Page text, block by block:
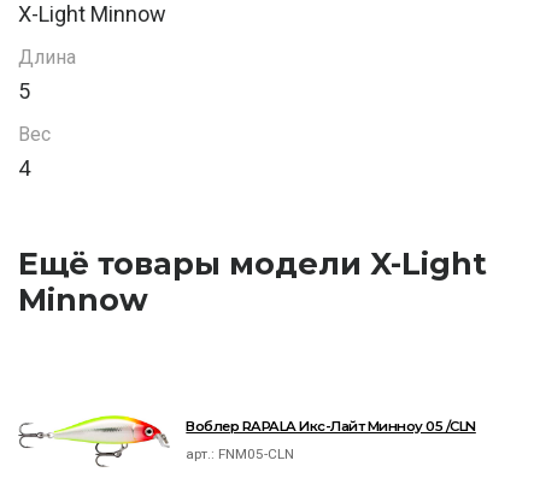
X-Light Minnow
Длина
5
Вес
4
Ещё товары модели X-Light
Minnow
Воблер RAPALA Икс-Лайт Минноу 05 /CLN
арт.: FNM05-CLN